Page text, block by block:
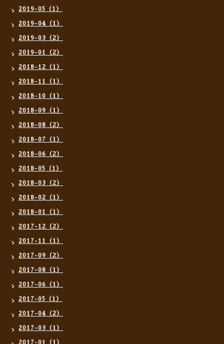
2019-05（1）
2019-04（1）
2019-03（2）
2019-01（2）
2018-12（1）
2018-11（1）
2018-10（1）
2018-09（1）
2018-08（2）
2018-07（1）
2018-06（2）
2018-05（1）
2018-03（2）
2018-02（1）
2018-01（1）
2017-12（2）
2017-11（1）
2017-09（2）
2017-08（1）
2017-06（1）
2017-05（1）
2017-04（2）
2017-03（1）
2017-01（1）